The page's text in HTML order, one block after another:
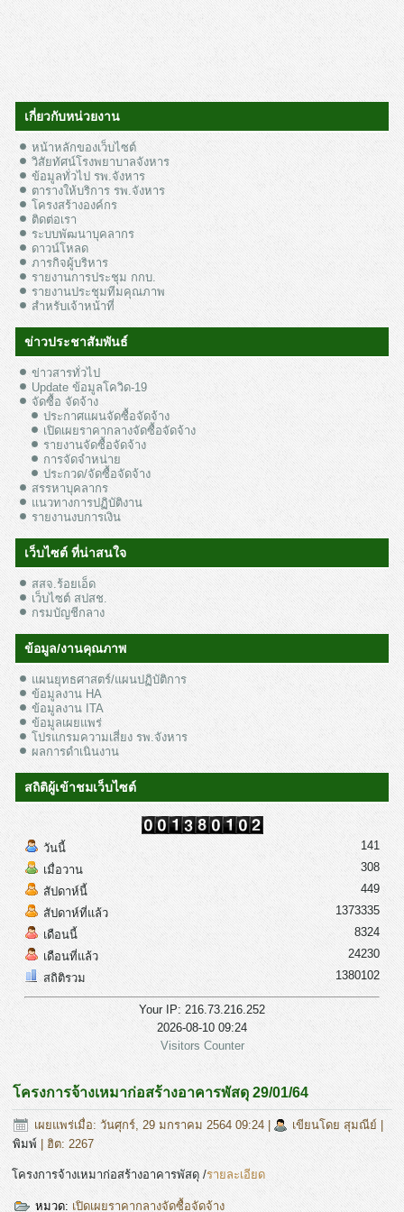
เกี่ยวกับหน่วยงาน
หน้าหลักของเว็บไซต์
วิสัยทัศน์โรงพยาบาลจังหาร
ข้อมูลทั่วไป รพ.จังหาร
ตารางให้บริการ รพ.จังหาร
โครงสร้างองค์กร
ติดต่อเรา
ระบบพัฒนาบุคลากร
ดาวน์โหลด
ภารกิจผู้บริหาร
รายงานการประชุม กกบ.
รายงานประชุมทีมคุณภาพ
สำหรับเจ้าหน้าที่
ข่าวประชาสัมพันธ์
ข่าวสารทั่วไป
Update ข้อมูลโควิด-19
จัดซื้อ จัดจ้าง
ประกาศแผนจัดซื้อจัดจ้าง
เปิดเผยราคากลางจัดซื้อจัดจ้าง
รายงานจัดซื้อจัดจ้าง
การจัดจำหน่าย
ประกวด/จัดซื้อจัดจ้าง
สรรหาบุคลากร
แนวทางการปฏิบัติงาน
รายงานงบการเงิน
เว็บไซต์ ที่น่าสนใจ
สสจ.ร้อยเอ็ด
เว็บไซต์ สปสช.
กรมบัญชีกลาง
ข้อมูล/งานคุณภาพ
แผนยุทธศาสตร์/แผนปฏิบัติการ
ข้อมูลงาน HA
ข้อมูลงาน ITA
ข้อมูลเผยแพร่
โปรแกรมความเสี่ยง รพ.จังหาร
ผลการดำเนินงาน
สถิติผู้เข้าชมเว็บไซต์
วันนี้
เมื่อวาน
สัปดาห์นี้
สัปดาห์ที่แล้ว
เดือนนี้
เดือนที่แล้ว
สถิติรวม
141
308
449
1373335
8324
24230
1380102
Your IP: 216.73.216.252
2026-08-10 09:24
Visitors Counter
โครงการจ้างเหมาก่อสร้างอาคารพัสดุ 29/01/64
เผยแพร่เมื่อ: วันศุกร์, 29 มกราคม 2564 09:24 | เขียนโดย สุมณีย์ |
พิมพ์ | ฮิต: 2267
โครงการจ้างเหมาก่อสร้างอาคารพัสดุ /รายละเอียด
หมวด: เปิดเผยราคากลางจัดซื้อจัดจ้าง